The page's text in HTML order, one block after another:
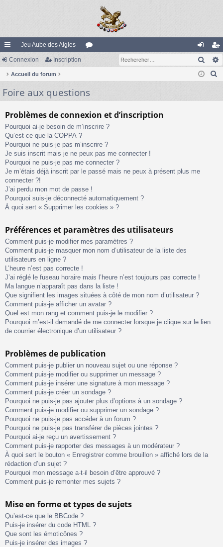
ac
co
ur
s
Jeu Aube des Aigles
m
on
ne
ns
cri
Connexion Inscription
Accueil du forum
Foire aux questions
Problèmes de connexion et d’inscription
Pourquoi ai-je besoin de m’inscrire ?
Qu’est-ce que la COPPA ?
Pourquoi ne puis-je pas m’inscrire ?
Je suis inscrit mais je ne peux pas me connecter !
Pourquoi ne puis-je pas me connecter ?
Je m’étais déjà inscrit par le passé mais ne peux à présent plus me
connecter ?!
J’ai perdu mon mot de passe !
Pourquoi suis-je déconnecté automatiquement ?
À quoi sert « Supprimer les cookies » ?
Préférences et paramètres des utilisateurs
Comment puis-je modifier mes paramètres ?
Comment puis-je masquer mon nom d’utilisateur de la liste des
utilisateurs en ligne ?
L’heure n’est pas correcte !
J’ai réglé le fuseau horaire mais l’heure n’est toujours pas correcte !
Ma langue n’apparaît pas dans la liste !
Que signifient les images situées à côté de mon nom d’utilisateur ?
Comment puis-je afficher un avatar ?
Quel est mon rang et comment puis-je le modifier ?
Pourquoi m’est-il demandé de me connecter lorsque je clique sur le lien
de courrier électronique d’un utilisateur ?
Problèmes de publication
Comment puis-je publier un nouveau sujet ou une réponse ?
Comment puis-je modifier ou supprimer un message ?
Comment puis-je insérer une signature à mon message ?
Comment puis-je créer un sondage ?
Pourquoi ne puis-je pas ajouter plus d’options à un sondage ?
Comment puis-je modifier ou supprimer un sondage ?
Pourquoi ne puis-je pas accéder à un forum ?
Pourquoi ne puis-je pas transférer de pièces jointes ?
Pourquoi ai-je reçu un avertissement ?
Comment puis-je rapporter des messages à un modérateur ?
À quoi sert le bouton « Enregistrer comme brouillon » affiché lors de la
rédaction d’un sujet ?
Pourquoi mon message a-t-il besoin d’être approuvé ?
Comment puis-je remonter mes sujets ?
Mise en forme et types de sujets
Qu’est-ce que le BBCode ?
Puis-je insérer du code HTML ?
Que sont les émoticônes ?
Puis-je insérer des images ?